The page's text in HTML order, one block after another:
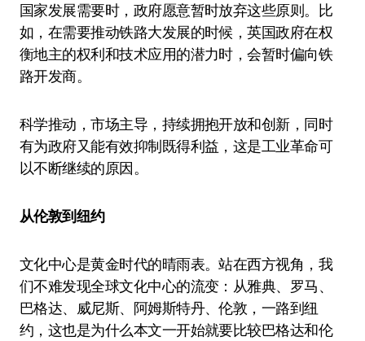
国家发展需要时，政府愿意暂时放弃这些原则。比
如，在需要推动铁路大发展的时候，英国政府在权
衡地主的权利和技术应用的潜力时，会暂时偏向铁
路开发商。
科学推动，市场主导，持续拥抱开放和创新，同时
有为政府又能有效抑制既得利益，这是工业革命可
以不断继续的原因。
从伦敦到纽约
文化中心是黄金时代的晴雨表。站在西方视角，我
们不难发现全球文化中心的流变：从雅典、罗马、
巴格达、威尼斯、阿姆斯特丹、伦敦，一路到纽
约，这也是为什么本文一开始就要比较巴格达和伦